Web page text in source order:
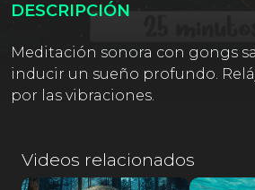
DESCRIPCIÓN
Meditación sonora con gongs
inducir un sueño profundo.
por las vibraciones.
Videos relacionados